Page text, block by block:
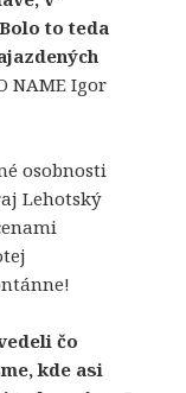
to teda
NAME Igor
osobnosti
Lehotský
čo
kde asi
Ak